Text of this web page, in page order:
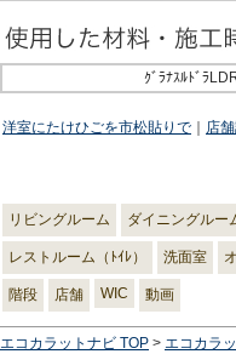
ｸﾞﾗﾅｽﾙﾄﾞﾗ
洋室にたけひごを市松貼りで 店
リビングルーム ダイニングルー
レストルーム（ﾄｲﾚ） 洗面室
階段 店舗 WIC 動画
エコカラットナビ TOP > エコカラ